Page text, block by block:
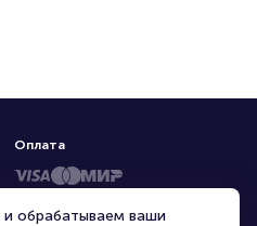
Оплата
обрабатываем ваши